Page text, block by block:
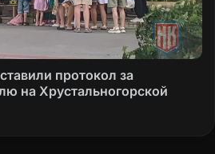
протокол за
на Хрустальногорской